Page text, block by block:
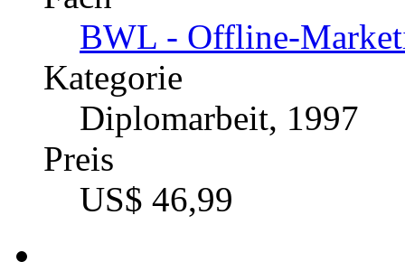
BWL - Offline-
Kategorie
Diplomarbeit, 1997
Preis
US$ 46,99